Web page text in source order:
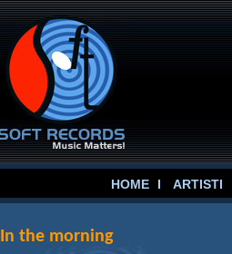
HOME ARTISTI
In the morning